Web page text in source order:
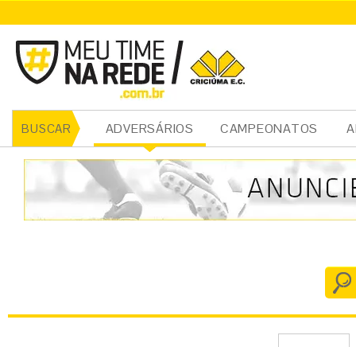
BUSCAR ADVERSÁRIOS CAMPEONATOS
CRICIÚMA